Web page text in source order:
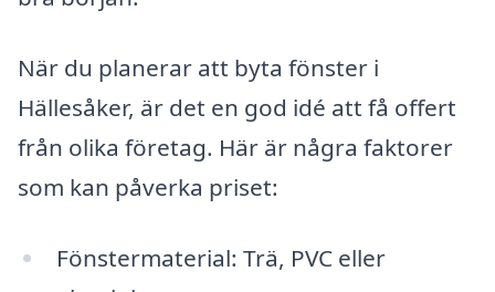
När du planerar att byta fönster i
Hällesåker, är det en god idé att få offert
från olika företag. Här är några faktorer
som kan påverka priset:
Fönstermaterial: Trä, PVC eller